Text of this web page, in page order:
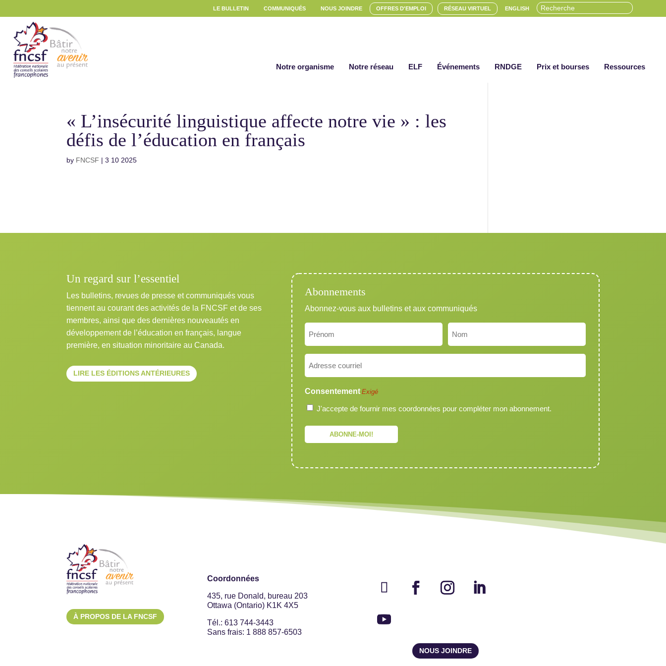
LE BULLETIN COMMUNIQUÉS NOUS JOINDRE OFFRES D'EMPLOI RÉSEAU VIRTUEL ENGLISH
Notre organisme Notre réseau ELF Événements RNDGE Prix et bourses Ressources
« L’insécurité linguistique affecte notre vie » : les
défis de l’éducation en français
by FNCSF |3 10 2025
Un regard sur l’essentiel
Les bulletins, revues de presse et communiqués vous
tiennent au courant des activités de la FNCSF et de ses
membres, ainsi que des dernières nouveautés en
développement de l’éducation en français, langue
première, en situation minoritaire au Canada.
LIRE LES ÉDITIONS ANTÉRIEURES
Abonnements
Abonnez-vous aux bulletins et aux communiqués
Prénom Nom
Consentement Exigé
J'accepte de fournir mes coordonnées pour compléter mon abonnement.
À PROPOS DE LA FNCSF
Coordonnées
435, rue Donald, bureau 203
Ottawa (Ontario) K1K 4X5
Tél.: 613 744-3443
Sans frais: 1 888 857-6503
NOUS JOINDRE